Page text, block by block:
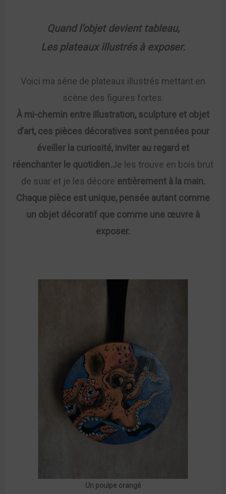
Quand l’objet devient tableau,
Les plateaux illustrés à exposer.
Voici ma série de plateaux illustrés mettant en
scène des figures fortes.
À mi-chemin entre illustration, sculpture et objet
d’art, ces pièces décoratives sont pensées pour
éveiller la curiosité, inviter au regard et
réenchanter le quotidien.Je les trouve en bois brut
de suar et je les décore entièrement à la main.
Chaque pièce est unique, pensée autant comme
un objet décoratif que comme une œuvre à
exposer.
Un poulpe orangé